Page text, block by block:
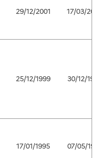
29/12/2001 17/03/
25/12/1999 30/12/
17/01/1995 07/05/